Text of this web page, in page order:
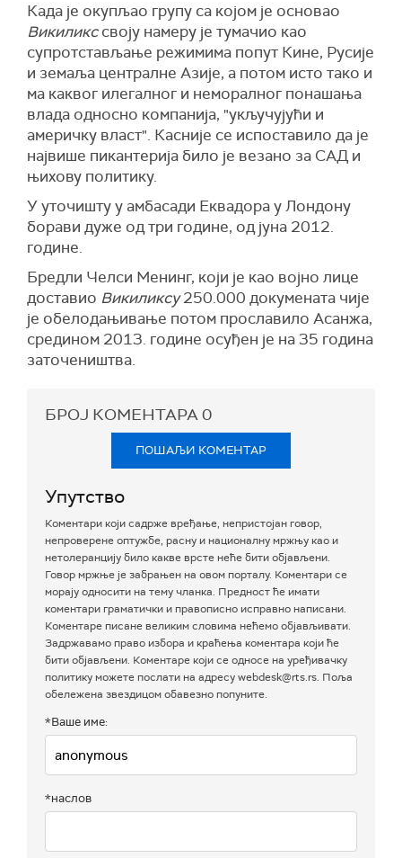
Када је окупљао групу са којом је основао
Викиликссвоју намеру је тумачио као
супротстављање режимима попут Кине, Русије
и земаља централне Азије, а потом исто тако и
ма каквог илегалног и неморалног понашања
влада односно компанија, "укључујући и
америчку власт". Касније се испоставило да је
највише пикантерија било је везано за САД и
њихову политику.
У уточишту у амбасади Еквадора у Лондону
борави дуже од три године, од јуна 2012.
године.
Бредли Челси Менинг, који је као војно лице
доставио Викиликсу250.000 докумената чије
је обелодањивање потом прославило Асанжа,
средином 2013. године осуђен је на 35 година
заточеништва.
БРОЈ КОМЕНТАРА0
ПОШАЉИ КОМЕНТАР
Упутство
Коментари који садрже вређање, непристојан говор,
непроверене оптужбе, расну и националну мржњу као и
нетолеранцију било какве врсте неће бити објављени.
Говор мржње је забрањен на овом порталу. Коментари се
морају односити на тему чланка. Предност ће имати
коментари граматички и правописно исправно написани.
Коментаре писане великим словима нећемо објављивати.
Задржавамо право избора и краћења коментара који ће
бити објављени. Коментаре који се односе на уређивачку
политику можете послати на адресу webdesk@rts.rs. Поља
обележена звездицом обавезно попуните.
*Ваше име:
*наслов